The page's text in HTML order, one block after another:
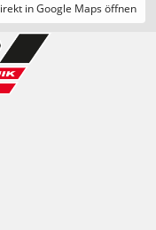
in Google Maps öffnen